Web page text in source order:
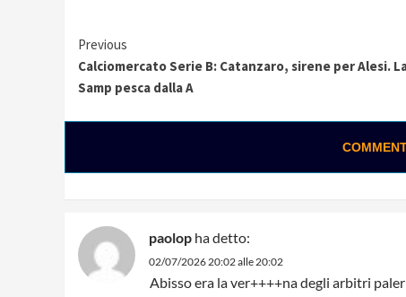
Continue
Reading
Previous
Calciomercato Serie B: Catanzaro, sirene per Alesi.
Samp pesca dalla A
paolop ha detto:
02/07/2026 20:02 alle 20:02
Abisso era la ver++++na degli arbitri